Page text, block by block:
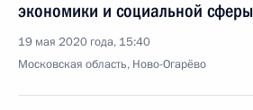
экономики и социальной сферы
19 мая 2020 года, 15:40
Московская область, Ново-Огарёво